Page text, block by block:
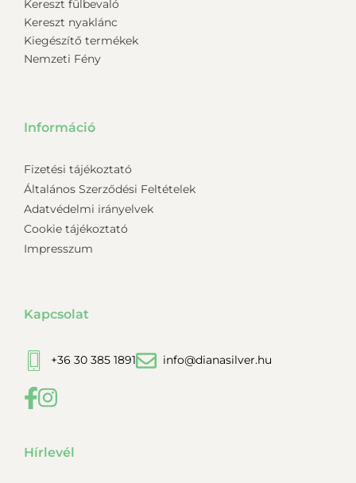
Kereszt fülbevaló
Kereszt nyaklánc
Kiegészítő termékek
Nemzeti Fény
Információ
Fizetési tájékoztató
Általános Szerződési Feltételek
Adatvédelmi irányelvek
Cookie tájékoztató
Impresszum
Kapcsolat
+36 30 385 1891 info@dianasilver.hu
Hírlevél